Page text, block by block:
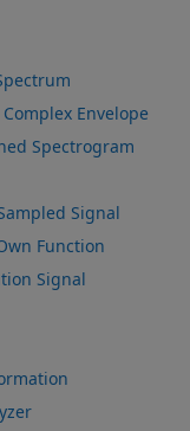
Envelope
Spectrogram
Signal
Function
Signal